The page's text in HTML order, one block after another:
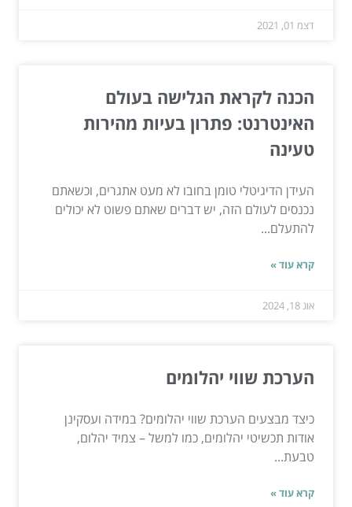
דצמ 01, 2021
הכנה לקראת הגלישה בעולם
האינטרנט: פתרון בעיות מהירות
טעינה
העידן הדיגיטלי טומן בחובו לא מעט אתגרים, וכשאתם
נכנסים לעולם הזה, יש דברים שאתם פשוט לא יכולים
להתעלם...
קרא עוד »
אוג 18, 2024
הערכת שווי יהלומים
כיצד מבצעים הערכת שווי יהלומים? במידה ועסקינן
אודות תכשיטי יהלומים, כמו למשל – צמיד יהלום,
טבעת...
קרא עוד »